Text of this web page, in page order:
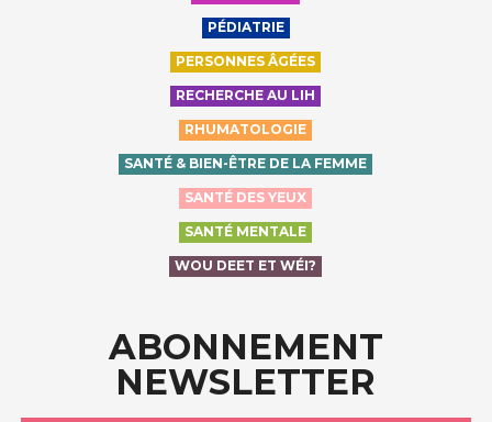
PÉDIATRIE
PERSONNES ÂGÉES
RECHERCHE AU LIH
RHUMATOLOGIE
SANTÉ & BIEN-ÊTRE DE LA FEMME
SANTÉ DES YEUX
SANTÉ MENTALE
WOU DEET ET WÉI?
ABONNEMENT
NEWSLETTER